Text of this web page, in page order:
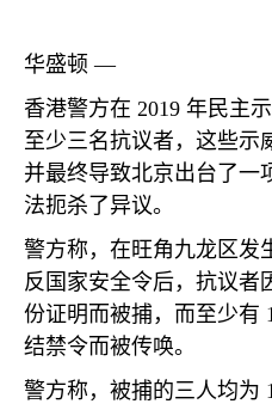
华盛顿 —
香港警方在 2019 年民主
至少三名抗议者，这些示
并最终导致北京出台了一
法扼杀了异议。
警方称，在旺角九龙区发
反国家安全令后，抗议者
份证明而被捕，而至少有
结禁令而被传唤。
警方称，被捕的三人均为